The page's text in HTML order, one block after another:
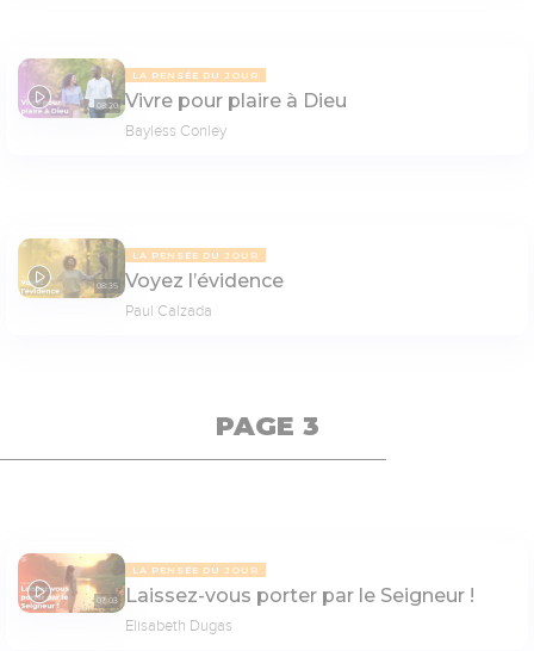
08:20
LA PENSÉE DU JOUR
Vivre pour plaire à Dieu
Bayless Conley
08:35
LA PENSÉE DU JOUR
Voyez l’évidence
Paul Calzada
PAGE 3
07:03
LA PENSÉE DU JOUR
Laissez-vous porter par le Seigneur !
Elisabeth Dugas